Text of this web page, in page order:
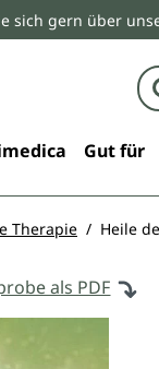
sich gern über
Gut für
Therapie Heile
als PDF